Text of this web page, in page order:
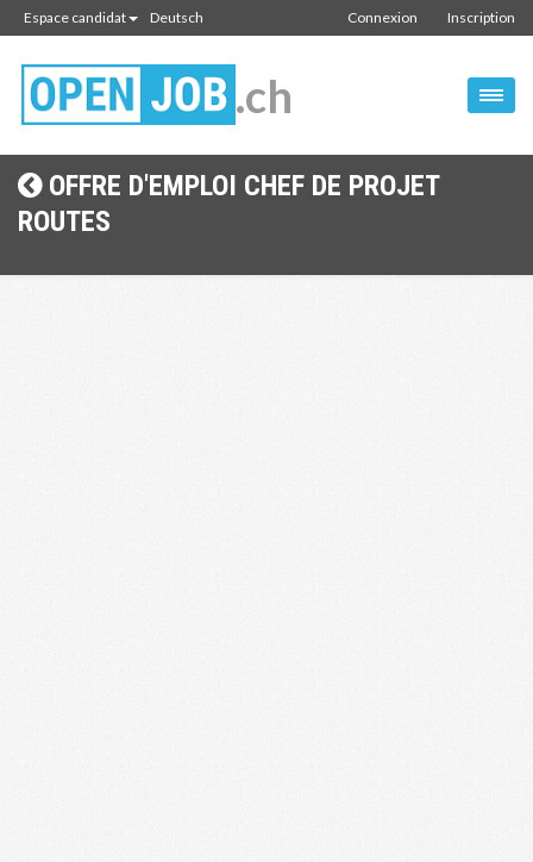
Espace candidat Deutsch Inscription
Connexion
.ch
OFFRE D'EMPLOI CHEF DE PROJET
ROUTES